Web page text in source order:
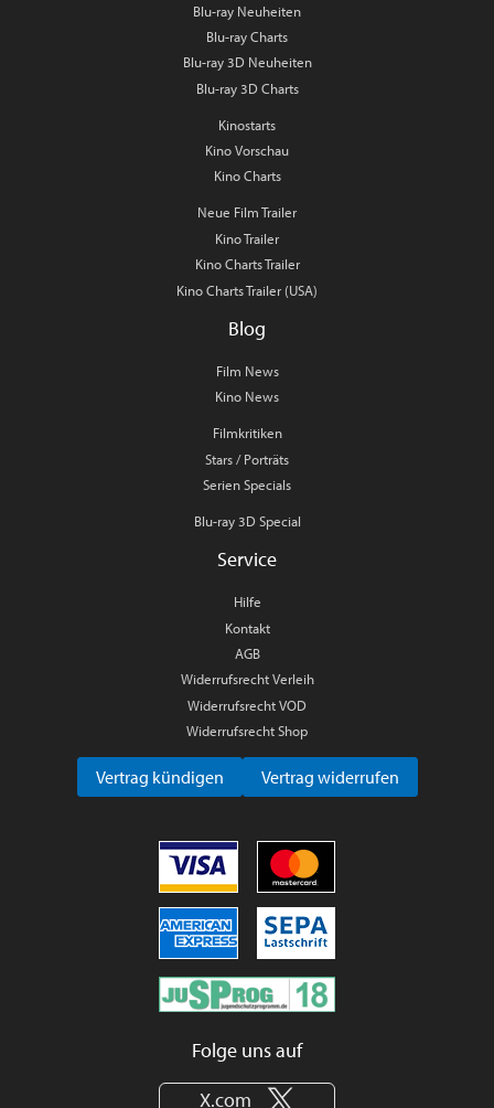
Blu-ray Neuheiten
Blu-ray Charts
Blu-ray 3D Neuheiten
Blu-ray 3D Charts
Kinostarts
Kino Vorschau
Kino Charts
Neue Film Trailer
Kino Trailer
Kino Charts Trailer
Kino Charts Trailer (USA)
Blog
Film News
Kino News
Filmkritiken
Stars / Porträts
Serien Specials
Blu-ray 3D Special
Service
Hilfe
Kontakt
AGB
Widerrufsrecht Verleih
Widerrufsrecht VOD
Widerrufsrecht Shop
Vertrag kündigen Vertrag widerrufen
Folge uns auf
X.com